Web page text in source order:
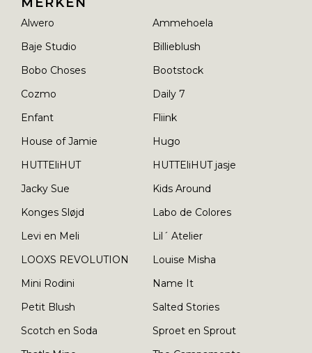
Alwero
Ammehoela
Baje Studio
Billieblush
Bobo Choses
Bootstock
Cozmo
Daily 7
Enfant
Fliink
House of Jamie
Hugo
HUTTEliHUT
HUTTEliHUT jasje
Jacky Sue
Kids Around
Konges Sløjd
Labo de Colores
Levi en Meli
Lil´ Atelier
LOOXS REVOLUTION
Louise Misha
Mini Rodini
Name It
Petit Blush
Salted Stories
Scotch en Soda
Sproet en Sprout